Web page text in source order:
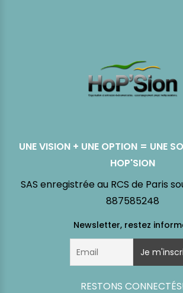
UNE VISION + UNE OPTION = UNE
HOP'SION
SAS enregistrée au RCS de Paris
887585248
RESTONS CONNECTÉS!